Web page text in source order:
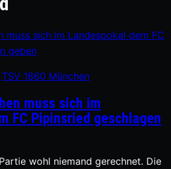
TSV 1860 München
muss sich im
FC Pipinsried geschlagen
wohl niemand gerechnet. Die